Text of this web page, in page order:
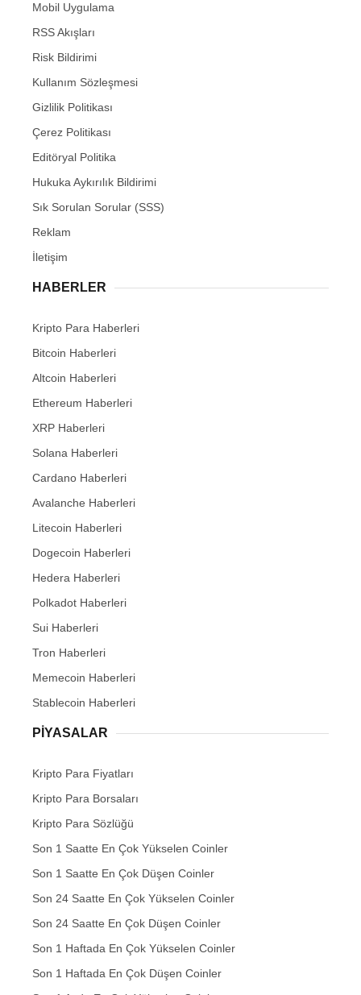
Mobil Uygulama
RSS Akışları
Risk Bildirimi
Kullanım Sözleşmesi
Gizlilik Politikası
Çerez Politikası
Editöryal Politika
Hukuka Aykırılık Bildirimi
Sık Sorulan Sorular (SSS)
Reklam
İletişim
HABERLER
Kripto Para Haberleri
Bitcoin Haberleri
Altcoin Haberleri
Ethereum Haberleri
XRP Haberleri
Solana Haberleri
Cardano Haberleri
Avalanche Haberleri
Litecoin Haberleri
Dogecoin Haberleri
Hedera Haberleri
Polkadot Haberleri
Sui Haberleri
Tron Haberleri
Memecoin Haberleri
Stablecoin Haberleri
PIYASALAR
Kripto Para Fiyatları
Kripto Para Borsaları
Kripto Para Sözlüğü
Son 1 Saatte En Çok Yükselen Coinler
Son 1 Saatte En Çok Düşen Coinler
Son 24 Saatte En Çok Yükselen Coinler
Son 24 Saatte En Çok Düşen Coinler
Son 1 Haftada En Çok Yükselen Coinler
Son 1 Haftada En Çok Düşen Coinler